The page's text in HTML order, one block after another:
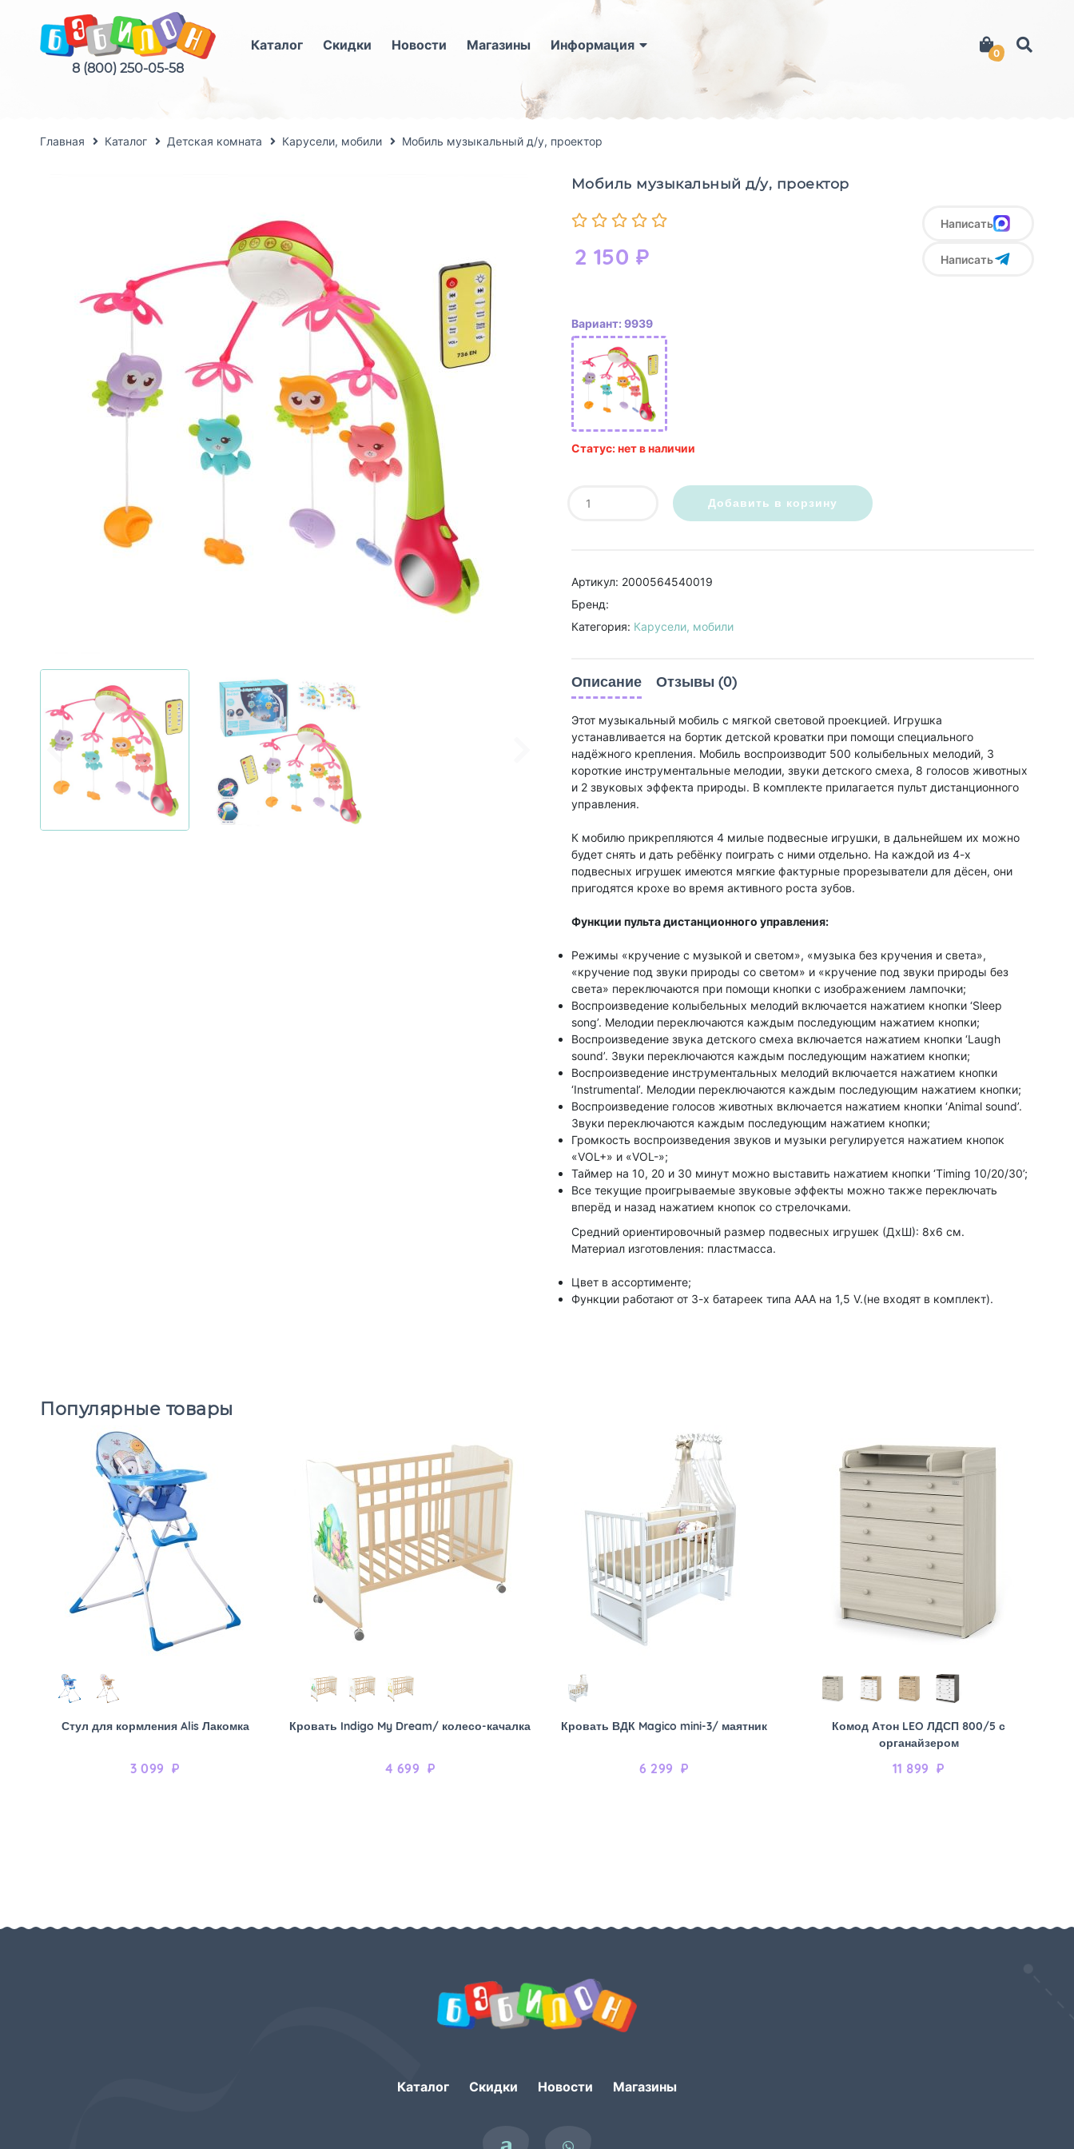
8 (800) 250-05-58
Каталог Скидки Новости Магазины Информация
0
Главная Каталог Детская комната Карусели, мобили Мобиль музыкальный д/у, проектор
Мобиль музыкальный д/у, проектор
2 150 ₽
Написать
Написать
Вариант: 9939
Статус: нет в наличии
Добавить в корзину
Артикул: 2000564540019
Бренд:
Категория: Карусели, мобили
Описание Отзывы (0)
Этот музыкальный мобиль с мягкой световой проекцией. Игрушка
устанавливается на бортик детской кроватки при помощи специального
надёжного крепления. Мобиль воспроизводит 500 колыбельных мелодий, 3
короткие инструментальные мелодии, звуки детского смеха, 8 голосов животных
и 2 звуковых эффекта природы. В комплекте прилагается пульт дистанционного
управления.
К мобилю прикрепляются 4 милые подвесные игрушки, в дальнейшем их можно
будет снять и дать ребёнку поиграть с ними отдельно. На каждой из 4-х
подвесных игрушек имеются мягкие фактурные прорезыватели для дёсен, они
пригодятся крохе во время активного роста зубов.
Функции пульта дистанционного управления:
Режимы «кручение с музыкой и светом», «музыка без кручения и света»,
«кручение под звуки природы со светом» и «кручение под звуки природы без
света» переключаются при помощи кнопки с изображением лампочки;
Воспроизведение колыбельных мелодий включается нажатием кнопки ‘Sleep
song’. Мелодии переключаются каждым последующим нажатием кнопки;
Воспроизведение звука детского смеха включается нажатием кнопки ‘Laugh
sound’. Звуки переключаются каждым последующим нажатием кнопки;
Воспроизведение инструментальных мелодий включается нажатием кнопки
‘Instrumental’. Мелодии переключаются каждым последующим нажатием кнопки;
Воспроизведение голосов животных включается нажатием кнопки ‘Animal sound’.
Звуки переключаются каждым последующим нажатием кнопки;
Громкость воспроизведения звуков и музыки регулируется нажатием кнопок
«VOL+» и «VOL-»;
Таймер на 10, 20 и 30 минут можно выставить нажатием кнопки ‘Timing 10/20/30’;
Все текущие проигрываемые звуковые эффекты можно также переключать
вперёд и назад нажатием кнопок со стрелочками.
Средний ориентировочный размер подвесных игрушек (ДхШ): 8х6 см.
Материал изготовления: пластмасса.
Цвет в ассортименте;
Функции работают от 3-х батареек типа ААА на 1,5 V.(не входят в комплект).
Популярные товары
Стул для кормления Alis Лакомка
3 099 ₽
Кровать Indigo My Dream/ колесо-качалка
4 699 ₽
Кровать ВДК Magico mini-3/ маятник
6 299 ₽
Комод Атон LEO ЛДСП 800/5 с
органайзером
11 899 ₽
Каталог Скидки Новости Магазины